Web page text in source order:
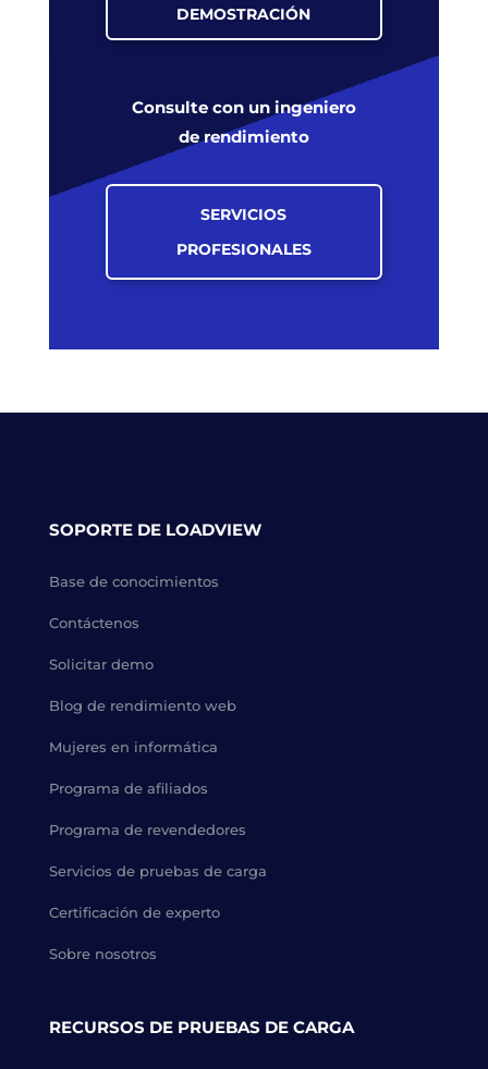
DEMOSTRACIÓN
Consulte con un ingeniero
de rendimiento
SERVICIOS
PROFESIONALES
SOPORTE DE LOADVIEW
Base de conocimientos
Contáctenos
Solicitar demo
Blog de rendimiento web
Mujeres en informática
Programa de afiliados
Programa de revendedores
Servicios de pruebas de carga
Certificación de experto
Sobre nosotros
RECURSOS DE PRUEBAS DE CARGA